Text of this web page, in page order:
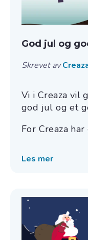
God jul og
Skrevet av
Vi i Creaza vil
god jul og et
For Creaza
Les mer